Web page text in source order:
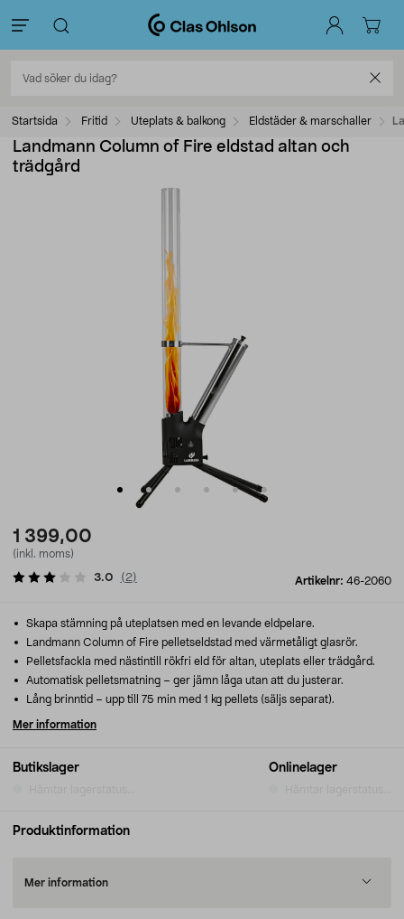
Startsida Fritid Uteplats & balkong Eldstäder & marschaller
Landmann Column of Fire eldstad altan och
trädgård
1 399,00
(inkl. moms)
Artikelnr: 46-2060
3.0 ( 2)
Butikslager Onlinelager
Skapa stämning på uteplatsen med en levande eldpelare.
Landmann Column of Fire pelletseldstad med värmetåligt glasrör.
Pelletsfackla med nästintill rökfri eld för altan, uteplats eller trädgård.
Automatisk pelletsmatning – ger jämn låga utan att du justerar.
Lång brinntid – upp till 75 min med 1 kg pellets (säljs separat).
Mer information
Produktinformation
Mer information